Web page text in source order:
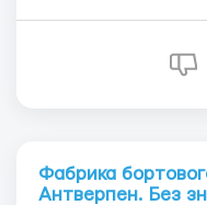
Фабрика
Антверпен. Без